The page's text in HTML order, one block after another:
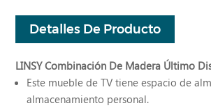
Detalles De Producto
LINSY Combinación De Madera Último
Este mueble de TV tiene espacio de
almacenamiento personal.